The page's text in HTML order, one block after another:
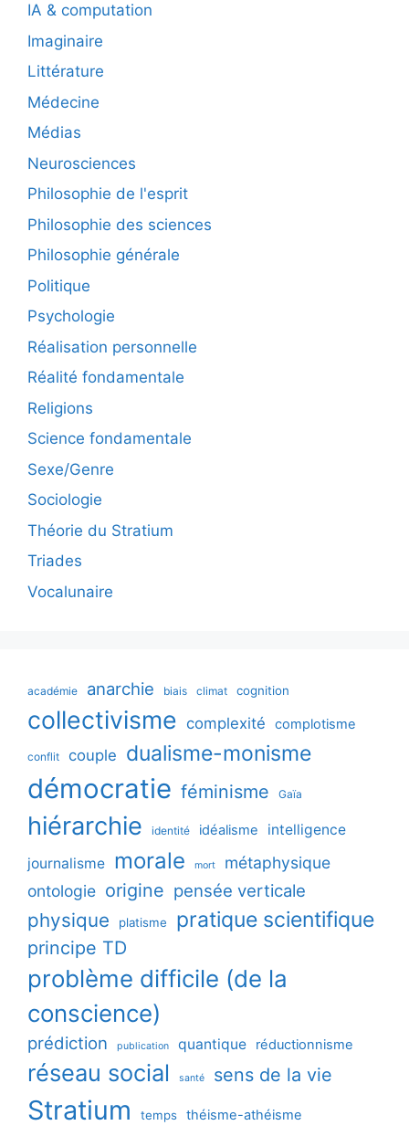
IA & computation
Imaginaire
Littérature
Médecine
Médias
Neurosciences
Philosophie de l'esprit
Philosophie des sciences
Philosophie générale
Politique
Psychologie
Réalisation personnelle
Réalité fondamentale
Religions
Science fondamentale
Sexe/Genre
Sociologie
Théorie du Stratium
Triades
Vocalunaire
académie anarchie biais climat cognition
collectivisme complexité complotisme
conflit couple dualisme-monisme
démocratie féminisme Gaïa
hiérarchie identité idéalisme
intelligence
journalisme morale mort
métaphysique
ontologie origine pensée verticale
physique platisme pratique scientifique
principe TD
problème difficile (de la
conscience)
prédiction publication quantique réductionnisme
réseau social santé sens de la vie
Stratium temps théisme-athéisme